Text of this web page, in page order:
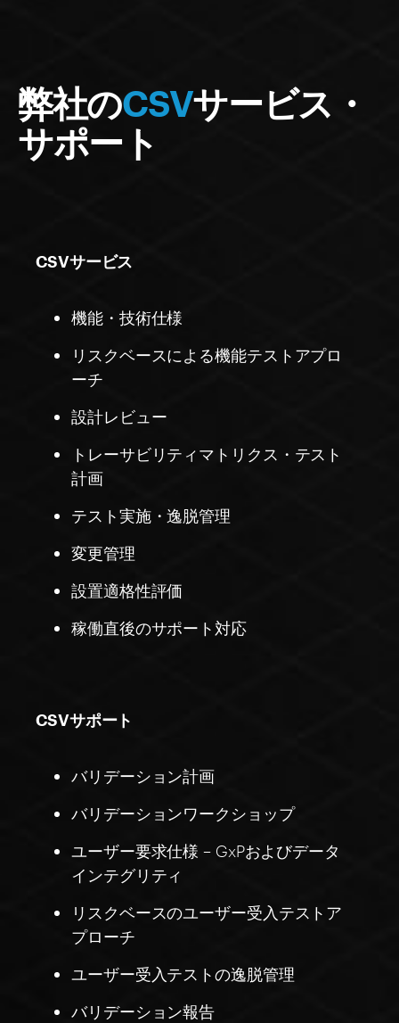
弊社のCSVサービス・
サポート
CSVサービス
機能・技術仕様
リスクベースによる機能テストアプロ
ーチ
設計レビュー
トレーサビリティマトリクス・テスト
計画
テスト実施・逸脱管理
変更管理
設置適格性評価
稼働直後のサポート対応
CSVサポート
バリデーション計画
バリデーションワークショップ
ユーザー要求仕様 – GxPおよびデータ
インテグリティ
リスクベースのユーザー受入テストア
プローチ
ユーザー受入テストの逸脱管理
バリデーション報告